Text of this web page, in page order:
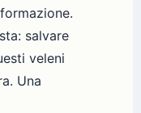
salvare
veleni
Una